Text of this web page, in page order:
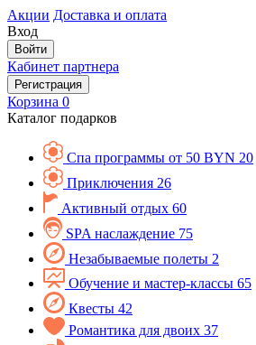
Акции Доставка и оплата
Вход
Войти
Кабинет партнера
Регистрация
Корзина 0
Каталог подарков
Спа программы от 50 BYN 20
Приключения 26
Активный отдых 60
SPA наслаждение 75
Незабываемые полеты 2
Обучение и мастер-классы 65
Квесты 42
Романтика для двоих 37